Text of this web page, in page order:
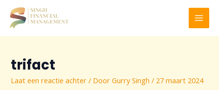
naar
inhoud
trifact
Laat een reactie achter / DoorGurry Singh/ 27 maart 2024